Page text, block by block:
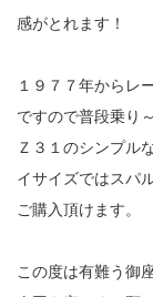
感がとれます！
１９７７年からレ
ですので普段乗り
Ｚ３１のシンプル
イサイズではスパ
ご購入頂けます。
この度は有難う御